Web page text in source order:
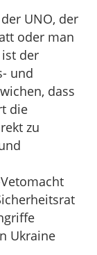
UNO, der
oder man
der
und
dass
die
zu
Ukraine